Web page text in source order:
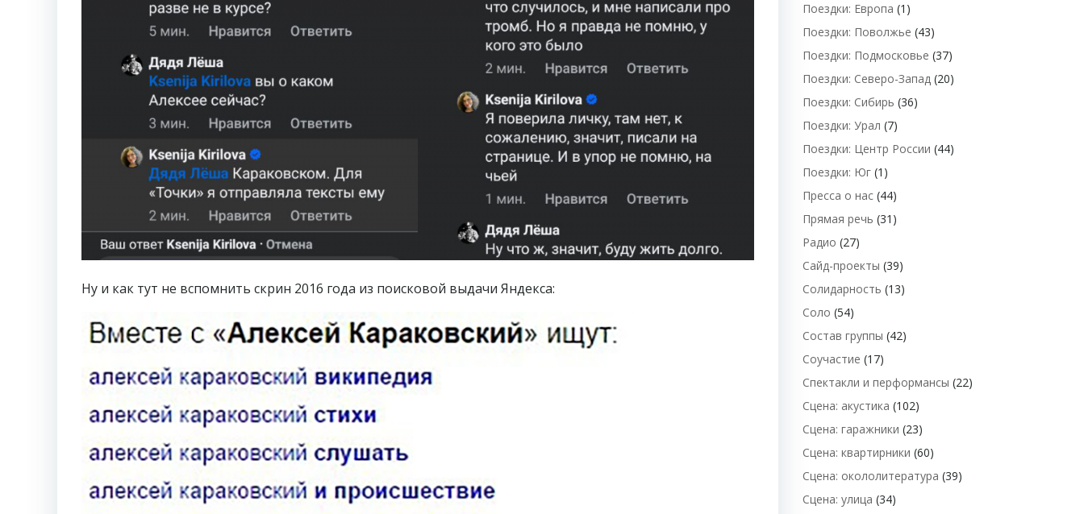
Ну и как тут не вспомнить скрин 2016 года из поисковой выдачи Яндекса:
Поездки: Европа (1)
Поездки: Поволжье (43)
Поездки: Подмосковье (37)
Поездки: Северо-Запад (20)
Поездки: Сибирь (36)
Поездки: Урал (7)
Поездки: Центр России (44)
Поездки: Юг (1)
Пресса о нас (44)
Прямая речь (31)
Радио (27)
Сайд-проекты (39)
Солидарность (13)
Соло (54)
Состав группы (42)
Соучастие (17)
Спектакли и перформансы (22)
Сцена: акустика (102)
Сцена: гаражники (23)
Сцена: квартирники (60)
Сцена: окололитература (39)
Сцена: улица (34)